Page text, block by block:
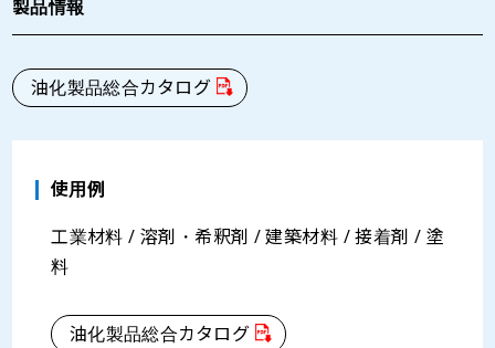
製品情報
油化製品総合カタログ
使用例
工業材料 / 溶剤・希釈剤 / 建築材料 / 接着剤 / 塗
料
油化製品総合カタログ